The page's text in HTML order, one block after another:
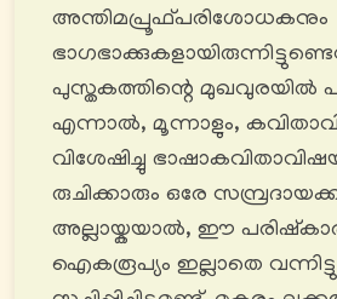
അന്തിമപ്രൂഫ്പരിശോധകനും
പുസ്തകത്തിന്റെ മുഖവുരയിൽ
എന്നാൽ, മൂന്നാളും,
വിശേഷിച്ചു
രുചിക്കാരും ഒരേ
അല്ലായ്കയാല്‍, ഈ
ഐകരൂപ്യം ഇല്ലാതെ